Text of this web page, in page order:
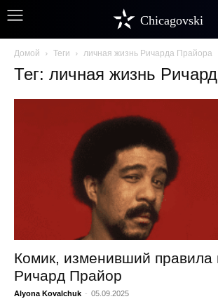
Chicagovski
Домой Теги личная жизнь Ричарда Прайора
Тег: личная жизнь
Комик, изменивший
Ричард Прайор
Alyona Kovalchuk - 05.09.2025